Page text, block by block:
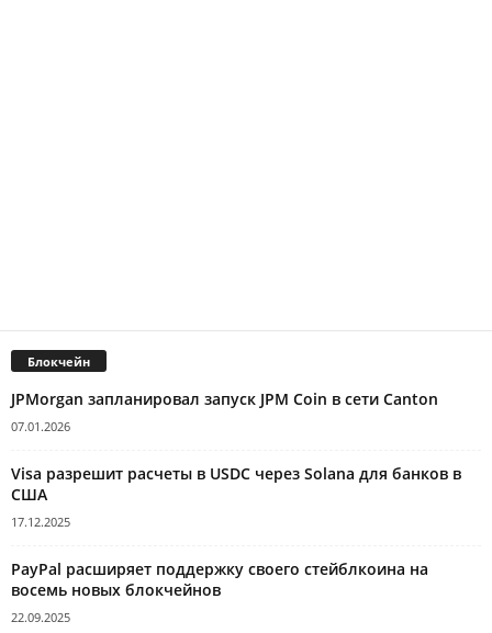
Блокчейн
JPMorgan запланировал запуск JPM Coin в сети Canton
07.01.2026
Visa разрешит расчеты в USDC через Solana для банков в
США
17.12.2025
PayPal расширяет поддержку своего стейблкоина на
восемь новых блокчейнов
22.09.2025